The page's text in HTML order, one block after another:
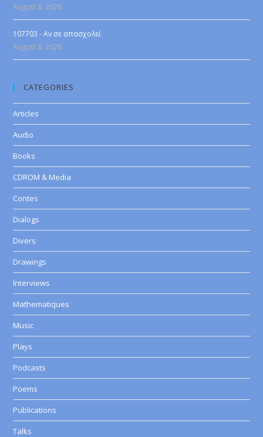
August 8, 2026
107703 - Αν σε απασχολεί
August 8, 2026
CATEGORIES
Articles
Audio
Books
CDROM & Media
Contes
Dialogs
Divers
Drawings
Interviews
Mathematiques
Music
Plays
Podcasts
Poems
Publications
Talks